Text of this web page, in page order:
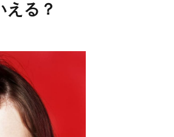
える？